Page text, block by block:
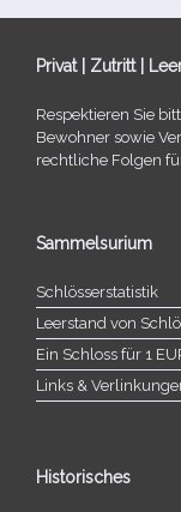
Privat | Zutritt |
Respektieren Sie
Bewohner sowie
recht­li­che Folgen
Sammelsurium
Schlösserstatistik
Leerstand von
Ein Schloss für 1
Links &
Historisches